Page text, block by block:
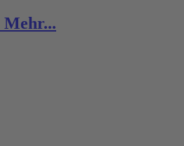
Mehr...